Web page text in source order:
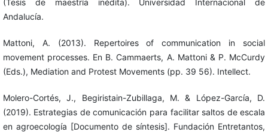
(Tesis de maestría inédita). Universidad Internacional de
Andalucía.
Mattoni, A. (2013). Repertoires of communication in social
movement processes. En B. Cammaerts, A. Mattoni & P. McCurdy
(Eds.), Mediation and Protest Movements (pp. 39 56). Intellect.
Molero-Cortés, J., Begiristain-Zubillaga, M. & López-García, D.
(2019). Estrategias de comunicación para facilitar saltos de escala
en agroecología [Documento de síntesis]. Fundación Entretantos,